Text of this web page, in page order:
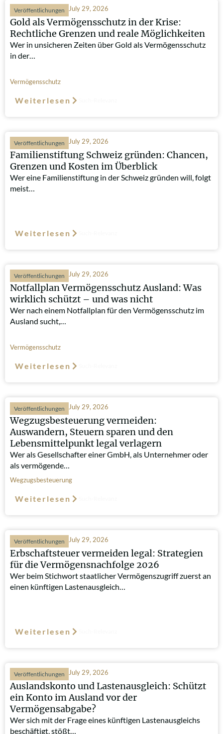
Veröffentlichungen July 29, 2026
Gold als Vermögensschutz in der Krise:
Rechtliche Grenzen und reale Möglichkeiten
Wer in unsicheren Zeiten über Gold als Vermögensschutz
in der…
Vermögensschutz
Weiterlesen
Veröffentlichungen July 29, 2026
Familienstiftung Schweiz gründen: Chancen,
Grenzen und Kosten im Überblick
Wer eine Familienstiftung in der Schweiz gründen will, folgt
meist…
Weiterlesen
Veröffentlichungen July 29, 2026
Notfallplan Vermögensschutz Ausland: Was
wirklich schützt – und was nicht
Wer nach einem Notfallplan für den Vermögensschutz im
Ausland sucht,…
Vermögensschutz
Weiterlesen
Veröffentlichungen July 29, 2026
Wegzugsbesteuerung vermeiden:
Auswandern, Steuern sparen und den
Lebensmittelpunkt legal verlagern
Wer als Gesellschafter einer GmbH, als Unternehmer oder
als vermögende…
Wegzugsbesteuerung
Weiterlesen
Veröffentlichungen July 29, 2026
Erbschaftsteuer vermeiden legal: Strategien
für die Vermögensnachfolge 2026
Wer beim Stichwort staatlicher Vermögenszugriff zuerst an
einen künftigen Lastenausgleich…
Weiterlesen
Veröffentlichungen July 29, 2026
Auslandskonto und Lastenausgleich: Schützt
ein Konto im Ausland vor der
Vermögensabgabe?
Wer sich mit der Frage eines künftigen Lastenausgleichs
beschäftigt, stößt…